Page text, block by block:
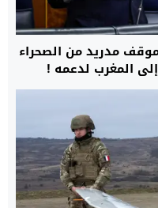
مدريد من الصحراء
المغرب لدعمه !